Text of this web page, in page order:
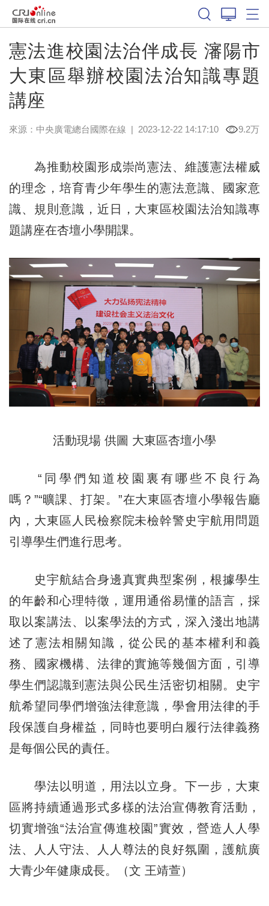
憲法進校園法治伴成長 瀋陽市
大東區舉辦校園法治知識專題
講座
來源：中央廣電總台國際在線 | 2023-12-22 14:17:10 9.2万
為推動校園形成崇尚憲法、維護憲法權威
的理念，培育青少年學生的憲法意識、國家意
識、規則意識，近日，大東區校園法治知識專
題講座在杏壇小學開課。
活動現場 供圖 大東區杏壇小學
“同學們知道校園裏有哪些不良行為
嗎？”“曠課、打架。”在大東區杏壇小學報告廳
內，大東區人民檢察院未檢幹警史宇航用問題
引導學生們進行思考。
史宇航結合身邊真實典型案例，根據學生
的年齡和心理特徵，運用通俗易懂的語言，採
取以案講法、以案學法的方式，深入淺出地講
述了憲法相關知識，從公民的基本權利和義
務、國家機構、法律的實施等幾個方面，引導
學生們認識到憲法與公民生活密切相關。史宇
航希望同學們增強法律意識，學會用法律的手
段保護自身權益，同時也要明白履行法律義務
是每個公民的責任。
學法以明道，用法以立身。下一步，大東
區將持續通過形式多樣的法治宣傳教育活動，
切實增強“法治宣傳進校園”實效，營造人人學
法、人人守法、人人尊法的良好氛圍，護航廣
大青少年健康成長。（文 王靖萱）